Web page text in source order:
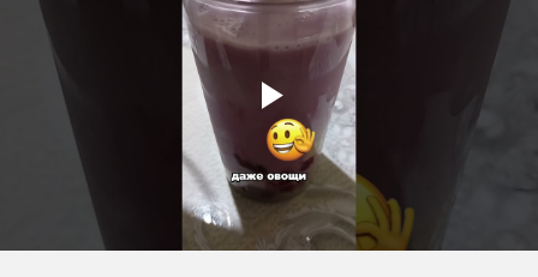
Play
Video